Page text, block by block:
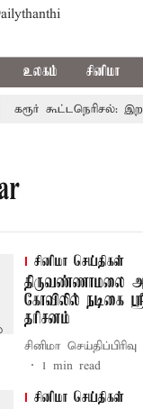
உலகம் சினிமா
கரூர் கூட்டநெரிசல்:
சினிமா செய்திகள்
திருவண்ணாமலை
கோவிலில் நடிகை
தரிசனம்
சினிமா செய்திப்பிரிவு
1 min read
சினிமா செய்திகள்